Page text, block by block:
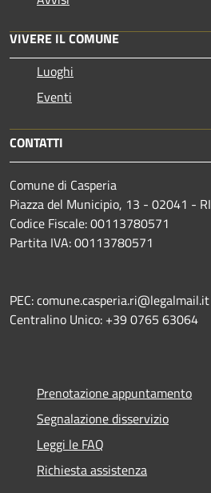
VIVERE IL COMUNE
Luoghi
Eventi
CONTATTI
Comune di Casperia
Piazza del Municipio, 13 - 02041 - RI
Codice Fiscale: 00113780571
Partita IVA: 00113780571
PEC: comune.casperia.ri@legalmail.it
Centralino Unico: +39 0765 63064
Prenotazione appuntamento
Segnalazione disservizio
Leggi le FAQ
Richiesta assistenza